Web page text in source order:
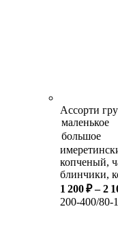
Ассорти
копченый,
блинчики,
1 200 ₽–2
200-400/80-